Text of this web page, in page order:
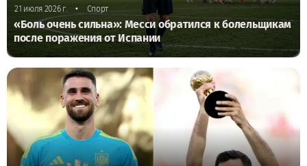
21 июля 2026 г. • Спорт
«Боль очень сильна»: Месси обратился к болельщикам
после поражения от Испании